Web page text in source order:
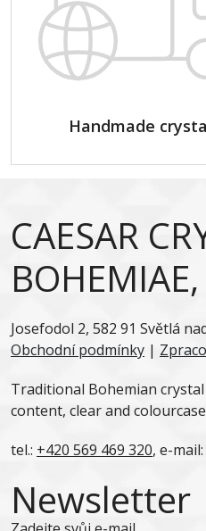
Handmade
CAESAR
Josefodol 2, 582 91 Světlá
Obchodní podmínky |
Traditional Bohemian
content, clear and
tel.: +420 569 469 320, e-mail:
Newsletter